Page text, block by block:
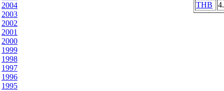
2004
2003
2002
2001
2000
1999
1998
1997
1996
1995
THB